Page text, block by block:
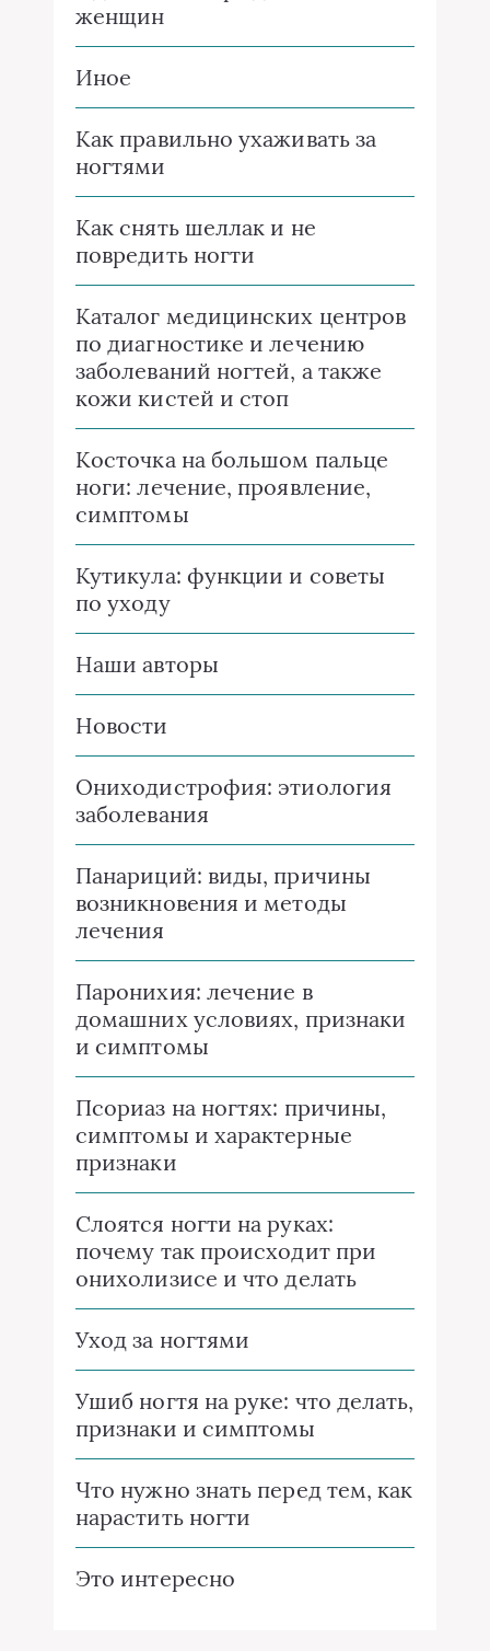
женщин
Иное
Как правильно ухаживать за
ногтями
Как снять шеллак и не
повредить ногти
Каталог медицинских центров
по диагностике и лечению
заболеваний ногтей, а также
кожи кистей и стоп
Косточка на большом пальце
ноги: лечение, проявление,
симптомы
Кутикула: функции и советы
по уходу
Наши авторы
Новости
Ониходистрофия: этиология
заболевания
Панариций: виды, причины
возникновения и методы
лечения
Паронихия: лечение в
домашних условиях, признаки
и симптомы
Псориаз на ногтях: причины,
симптомы и характерные
признаки
Слоятся ногти на руках:
почему так происходит при
онихолизисе и что делать
Уход за ногтями
Ушиб ногтя на руке: что делать,
признаки и симптомы
Что нужно знать перед тем, как
нарастить ногти
Это интересно